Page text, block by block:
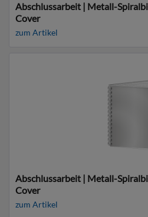
Abschlussarbeit | Metall-
Cover
zum Artikel
Abschlussarbeit | Metall-
Cover
zum Artikel